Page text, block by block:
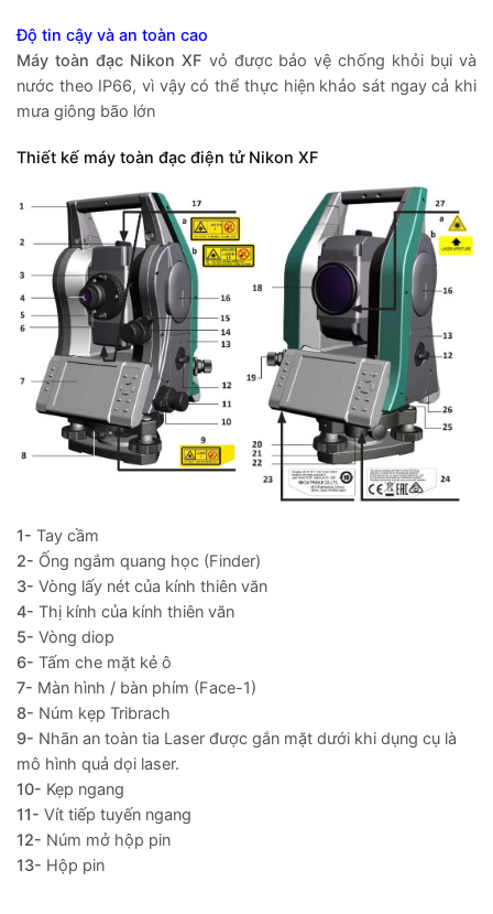
Độ tin cậy và an toàn cao
Máy toàn đạc Nikon XF vỏ được bảo vệ chống khỏi bụi và
nước theo IP66, vì vậy có thể thực hiện khảo sát ngay cả khi
mưa giông bão lớn
Thiết kế máy toàn đạc điện tử Nikon XF
1- Tay cầm
2- Ống ngắm quang học (Finder)
3- Vòng lấy nét của kính thiên văn
4- Thị kính của kính thiên văn
5- Vòng diop
6- Tấm che mặt kẻ ô
7- Màn hình / bàn phím (Face-1)
8- Núm kẹp Tribrach
9- Nhãn an toàn tia Laser được gắn mặt dưới khi dụng cụ là
mô hình quả dọi laser.
10- Kẹp ngang
11- Vít tiếp tuyến ngang
12- Núm mở hộp pin
13- Hộp pin